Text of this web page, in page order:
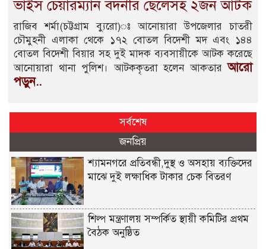
ভাইস চেয়ারম্যান বদনীর ছেলেসহ ২জন আটক
রাজিব শর্মা(চট্টগ্রাম ব্যুরো)ঃ আনোয়ারা উপজেলার চাতরী
চৌমুহনী এলাকা থেকে ১৭২ বোতল বিদেশী মদ এবং ১৪৪
বোতল বিদেশী বিয়ার সহ দুই মাদক ব্যবসায়ীকে আটক করেছে
আনোয়ারা থানা পুলিশ। আটককৃতরা হলেন আকতারআরো
পড়ুন..
সর্বশেষ
জনপ্রিয়
শ্যামনগরে প্রতিবন্ধী,দুস্থ ও অসহায় ব্যক্তিদের
মাঝে দুই লক্ষাধিক টাকার চেক বিতরণ
শিল্প মন্ত্রণালয় সম্পর্কিত স্থায়ী কমিটির প্রথম
বৈঠক অনুষ্ঠিত